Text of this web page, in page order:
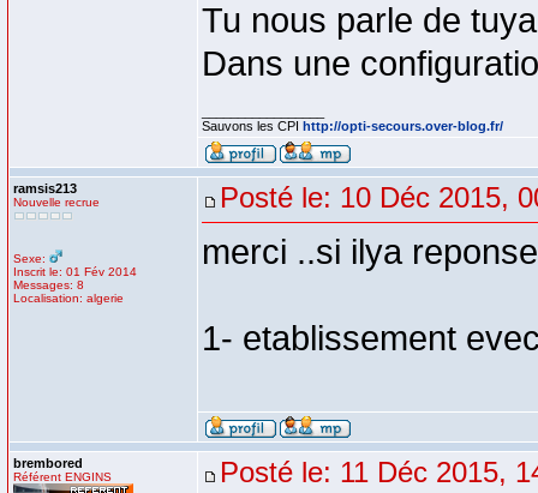
Tu nous parle de
Dans une
Sauvons les CPI http://opti-secours.over-blog.fr/
ramsis213
Nouvelle recrue
Sexe:
Inscrit le: 01 Fév 2014
Messages: 8
Localisation: algerie
Posté le: 10 Déc 2015,
merci ..si ilya
1- etablissement
brembored
Référent ENGINS Posté le: 11 Déc 2015,